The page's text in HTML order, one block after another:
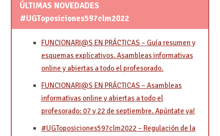
ÚLTIMAS NOVEDADES
#UGToposiciones597clm2022
FUNCIONARI@S EN PRÁCTICAS – Guía resumen y
esquemas explicativos. Asambleas informativas
online y abiertas a todo el profesorado.
FUNCIONARI@S EN PRÁCTICAS – Asambleas
informativas online y abiertas a todo el
profesorado: 07 y 22 de septiembre. Apúntate ya!
#UGToposiciones597clm2022 – Regulación de la